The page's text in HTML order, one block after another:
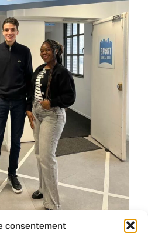
consentement
METTLER, Hamza BOURU et